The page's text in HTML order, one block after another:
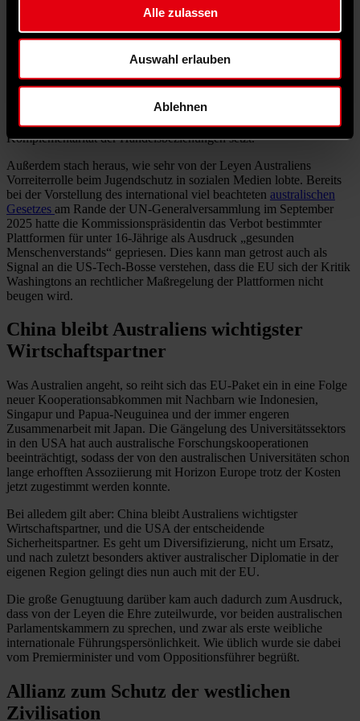
Alle zulassen
Auswahl erlauben
Ablehnen
Kommissionspräsidentin durchaus bereit, die Herausforderung
Tatsächlich ist die Gefahr durch Chinas industrielle Überkapazitäten
in Europa, und insbesondere in Deutschland, viel akuter als in
dem letzten bilateralen Zerwürfnis mit Beijing die Beziehungen
stabilisiert zu haben glaubt und auf die fortgesetzte starke
Komplementarität der Handelsbeziehungen setzt.
Außerdem stach heraus, wie sehr von der Leyen Australiens
Vorreiterrolle beim Jugendschutz in sozialen Medien lobte. Bereits
bei der Vorstellung des international viel beachteten australischen
Gesetzes am Rande der UN-Generalversammlung im September
2025 hatte die Kommissionspräsidentin das Verbot bestimmter
Plattformen für unter 16-Jährige als Ausdruck „gesunden
Menschenverstands“ gepriesen. Dies kann man getrost auch als
Signal an die US-Tech-Bosse verstehen, dass die EU sich der Kritik
Washingtons an rechtlicher Maßregelung der Plattformen nicht
beugen wird.
China bleibt Australiens wichtigster
Wirtschaftspartner
Was Australien angeht, so reiht sich das EU-Paket ein in eine Folge
neuer Kooperationsabkommen mit Nachbarn wie Indonesien,
Singapur und Papua-Neuguinea und der immer engeren
Zusammenarbeit mit Japan. Die Gängelung des Universitätssektors
in den USA hat auch australische Forschungskooperationen
beeinträchtigt, sodass der von den australischen Universitäten schon
lange erhofften Assoziierung mit Horizon Europe trotz der Kosten
jetzt zugestimmt werden konnte.
Bei alledem gilt aber: China bleibt Australiens wichtigster
Wirtschaftspartner, und die USA der entscheidende
Sicherheitspartner. Es geht um Diversifizierung, nicht um Ersatz,
und nach zuletzt besonders aktiver australischer Diplomatie in der
eigenen Region gelingt dies nun auch mit der EU.
Die große Genugtuung darüber kam auch dadurch zum Ausdruck,
dass von der Leyen die Ehre zuteilwurde, vor beiden australischen
Parlamentskammern zu sprechen, und zwar als erste weibliche
internationale Führungspersönlichkeit. Wie üblich wurde sie dabei
vom Premierminister und vom Oppositionsführer begrüßt.
Allianz zum Schutz der westlichen
Zivilisation